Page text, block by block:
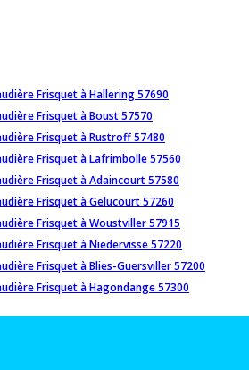
Frisquet à Hallering 57690
Frisquet à Boust 57570
Frisquet à Rustroff 57480
Frisquet à Lafrimbolle 57560
Frisquet à Adaincourt 57580
Frisquet à Gelucourt 57260
Frisquet à Woustviller 57915
Frisquet à Niedervisse 57220
Frisquet à Blies-Guersviller 57200
Frisquet à Hagondange 57300